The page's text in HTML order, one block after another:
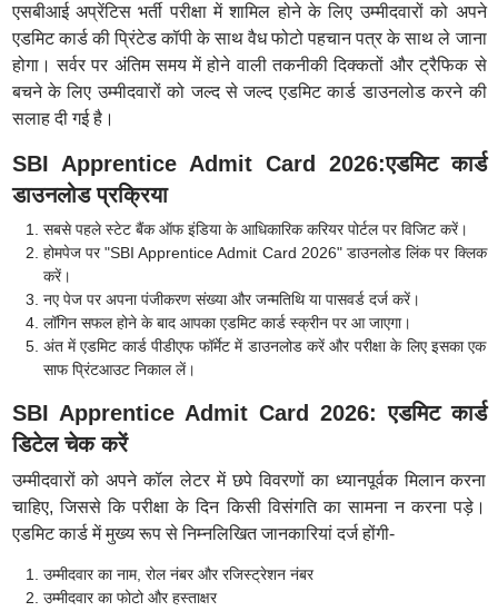
एसबीआई अप्रेंटिस भर्ती परीक्षा में शामिल होने के लिए उम्मीदवारों को अपने
एडमिट कार्ड की प्रिंटेड कॉपी के साथ वैध फोटो पहचान पत्र के साथ ले जाना
होगा। सर्वर पर अंतिम समय में होने वाली तकनीकी दिक्कतों और ट्रैफिक से
बचने के लिए उम्मीदवारों को जल्द से जल्द एडमिट कार्ड डाउनलोड करने की
सलाह दी गई है।
SBI Apprentice Admit Card 2026:एडमिट कार्ड
डाउनलोड प्रक्रिया
सबसे पहले स्टेट बैंक ऑफ इंडिया के आधिकारिक करियर पोर्टल पर विजिट करें।
होमपेज पर "SBI Apprentice Admit Card 2026" डाउनलोड लिंक पर क्लिक
करें।
नए पेज पर अपना पंजीकरण संख्या और जन्मतिथि या पासवर्ड दर्ज करें।
लॉगिन सफल होने के बाद आपका एडमिट कार्ड स्क्रीन पर आ जाएगा।
अंत में एडमिट कार्ड पीडीएफ फॉर्मेट में डाउनलोड करें और परीक्षा के लिए इसका एक
साफ प्रिंटआउट निकाल लें।
SBI Apprentice Admit Card 2026: एडमिट कार्ड
डिटेल चेक करें
उम्मीदवारों को अपने कॉल लेटर में छपे विवरणों का ध्यानपूर्वक मिलान करना
चाहिए, जिससे कि परीक्षा के दिन किसी विसंगति का सामना न करना पड़े।
एडमिट कार्ड में मुख्य रूप से निम्नलिखित जानकारियां दर्ज होंगी-
उम्मीदवार का नाम, रोल नंबर और रजिस्ट्रेशन नंबर
उम्मीदवार का फोटो और हस्ताक्षर